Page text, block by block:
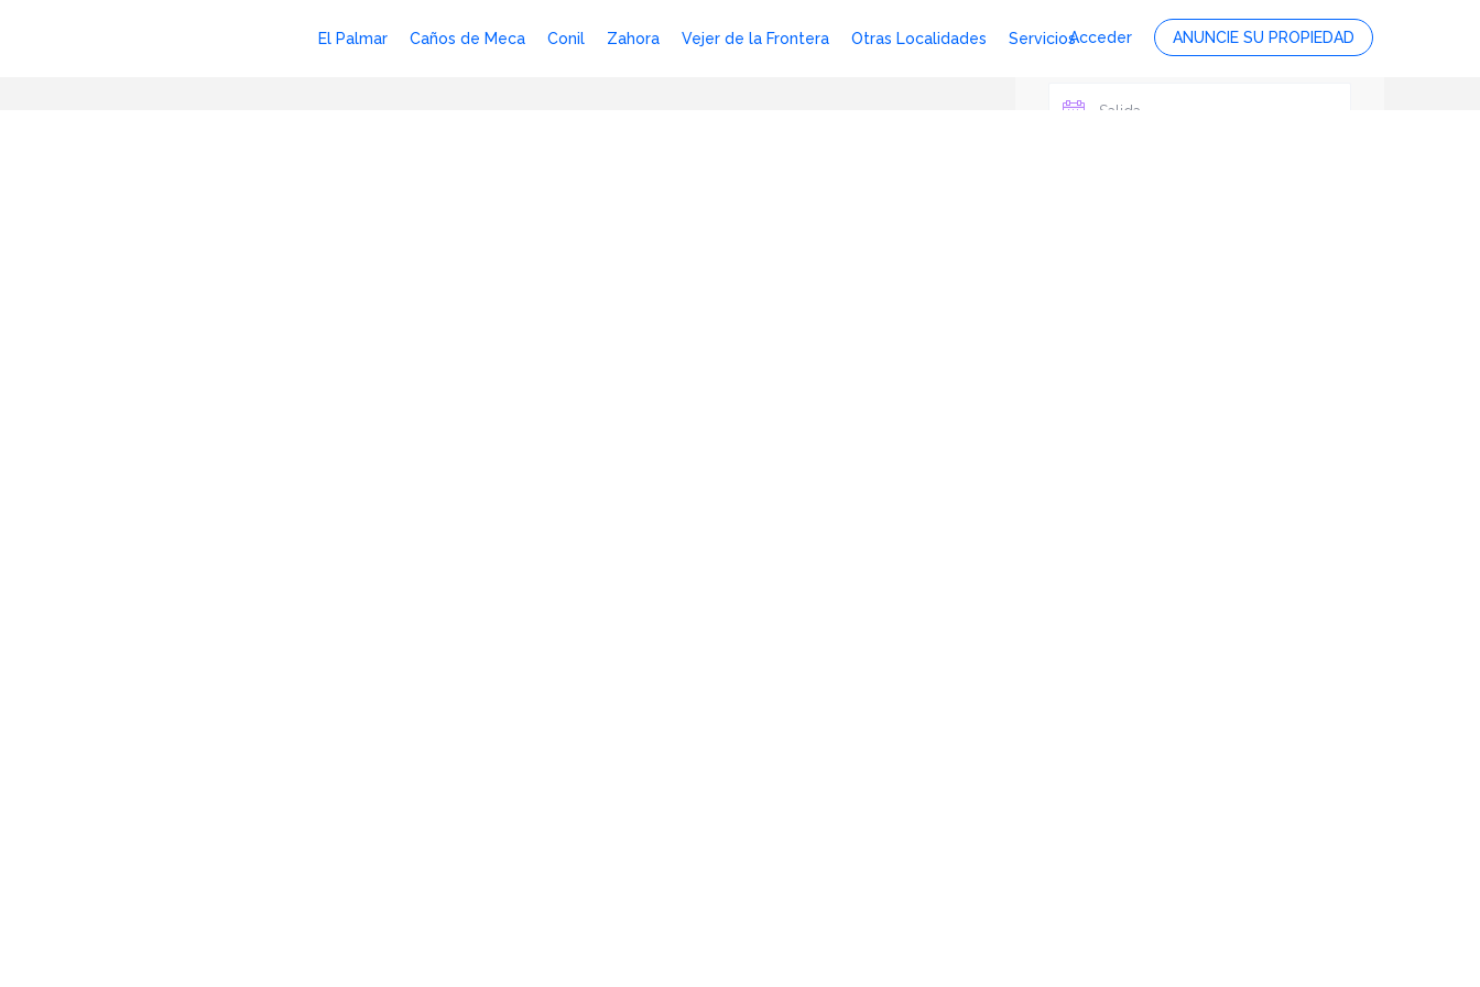
Acceder ANUNCIE SU PROPIEDAD
El Palmar Caños de Meca Conil Zahora Vejer de la Frontera Otras Localidades Servicios